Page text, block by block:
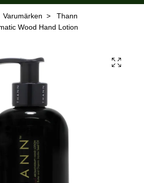
Varumärken
Thann
Wood Hand Lotion